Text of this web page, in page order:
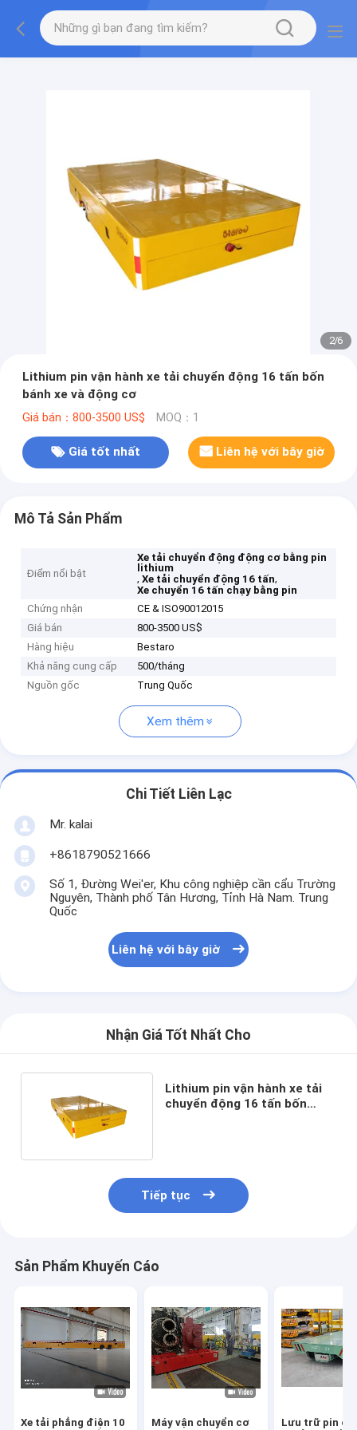
gtag('config', 'G-QWE9HWC3PF', {cookie_flags:
"SameSite=None;Secure"});
2/6
Lithium pin vận hành xe tải chuyển động 16 tấn bốn
bánh xe và động cơ
Giá bán：800-3500 US$ MOQ：1
Giá tốt nhất Liên hệ với bây giờ
Mô Tả Sản Phẩm
Điểm nổi bật
Xe tải chuyển động động cơ bằng pin
lithium
,Xe tải chuyển động 16 tấn,
Xe chuyển 16 tấn chạy bằng pin
Chứng nhận
CE & ISO90012015
Giá bán
800-3500 US$
Hàng hiệu
Bestaro
Khả năng cung cấp
500/tháng
Nguồn gốc
Trung Quốc
Xem thêm
Chi Tiết Liên Lạc
Mr. kalai
+8618790521666
Số 1, Đường Wei'er, Khu công nghiệp cần cẩu Trường
Nguyên, Thành phố Tân Hương, Tỉnh Hà Nam. Trung
Quốc
Liên hệ với bây giờ
Nhận Giá Tốt Nhất Cho
Lithium pin vận hành xe tải
chuyển động 16 tấn bốn
Tiếp tục
Sản Phẩm Khuyến Cáo
Xe tải phẳng điện 10
Máy vận chuyển cơ
Lưu trữ pin